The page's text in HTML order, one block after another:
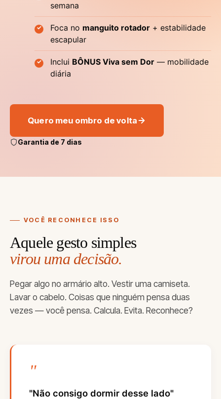
semana
Foca no manguito rotador + estabilidade
escapular
Inclui BÔNUS Viva sem Dor — mobilidade
diária
Quero meu ombro de volta
Garantia de 7 dias
VOCÊ RECONHECE ISSO
Aquele gesto simples
virou uma decisão.
Pegar algo no armário alto. Vestir uma camiseta.
Lavar o cabelo. Coisas que ninguém pensa duas
vezes — você pensa. Calcula. Evita. Reconhece?
"
"Não consigo dormir desse lado"